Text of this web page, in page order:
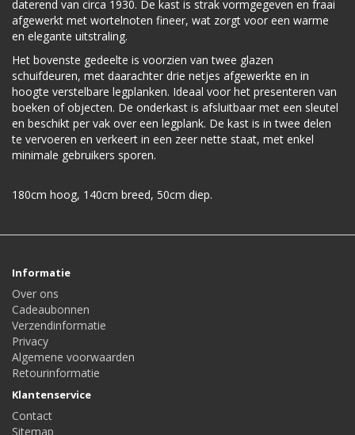
daterend van circa 1930. De kast is strak vormgegeven en fraai
afgewerkt met wortelnoten fineer, wat zorgt voor een warme
en elegante uitstraling.
Het bovenste gedeelte is voorzien van twee glazen
schuifdeuren, met daarachter drie netjes afgewerkte en in
hoogte verstelbare legplanken. Ideaal voor het presenteren van
boeken of objecten. De onderkast is afsluitbaar met een sleutel
en beschikt per vak over een legplank. De kast is in twee delen
te vervoeren en verkeert in een zeer nette staat, met enkel
minimale gebruikers sporen.
180cm hoog, 140cm breed, 50cm diep.
Informatie
Over ons
Cadeaubonnen
Verzendinformatie
Privacy
Algemene voorwaarden
Retourinformatie
Klantenservice
Contact
Sitemap